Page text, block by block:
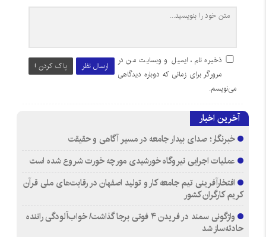
ارسال نظر پاک کردن !
ذخیره نام، ایمیل و وبسایت من در
مرورگر برای زمانی که دوباره دیدگاهی
می‌نویسم.
آخرین اخبار
خبرنگار؛ صدای بیدار جامعه در مسیر آگاهی و حقیقت
عملیات اجرایی نیروگاه خورشیدی مورچه خورت شروع شده است
افتخارآفرینی تیم جامعه کار و تولید اصفهان در رقابت‌های ملی قرآن
کریم کارگران کشور
واژگونی سمند در فریدن ۴ فوتی برجا گذاشت/ خواب‌آلودگی راننده
حادثه‌ساز شد